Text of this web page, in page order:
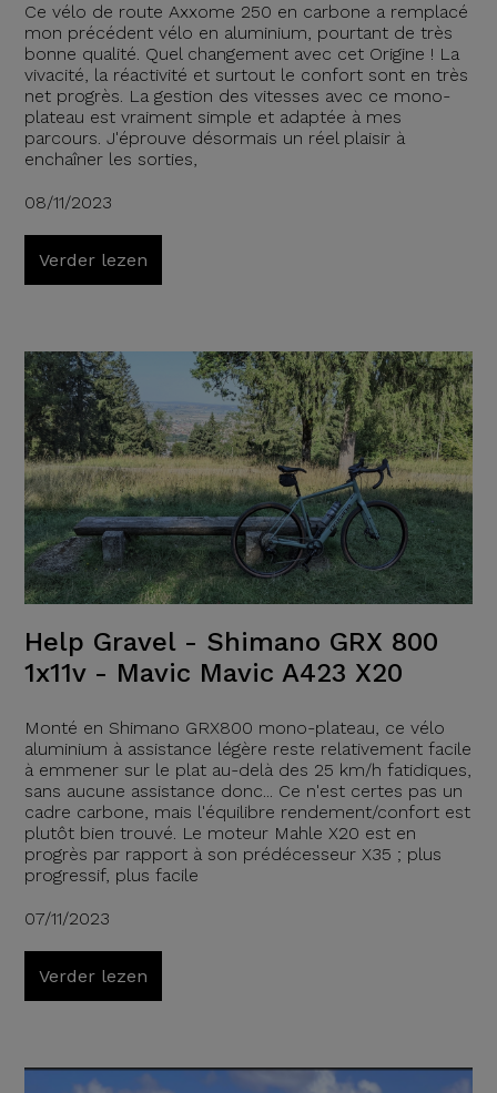
Ce vélo de route Axxome 250 en carbone a remplacé
mon précédent vélo en aluminium, pourtant de très
bonne qualité. Quel changement avec cet Origine ! La
vivacité, la réactivité et surtout le confort sont en très
net progrès. La gestion des vitesses avec ce mono-
plateau est vraiment simple et adaptée à mes
parcours. J'éprouve désormais un réel plaisir à
enchaîner les sorties,
08/11/2023
Verder lezen
Help Gravel - Shimano GRX 800
1x11v - Mavic Mavic A423 X20
Monté en Shimano GRX800 mono-plateau, ce vélo
aluminium à assistance légère reste relativement facile
à emmener sur le plat au-delà des 25 km/h fatidiques,
sans aucune assistance donc... Ce n'est certes pas un
cadre carbone, mais l'équilibre rendement/confort est
plutôt bien trouvé. Le moteur Mahle X20 est en
progrès par rapport à son prédécesseur X35 ; plus
progressif, plus facile
07/11/2023
Verder lezen